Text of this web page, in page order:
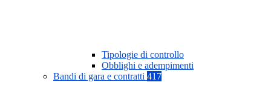
Tipologie di controllo
Obblighi e adempimenti
Bandi di gara e contratti 417